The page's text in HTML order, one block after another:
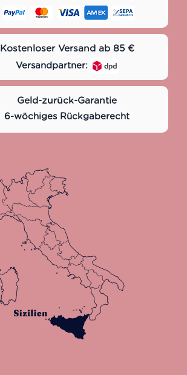
Kostenloser Versand ab 85 €
Versandpartner:
Geld-zurück-Garantie
6-wöchiges Rückgaberecht